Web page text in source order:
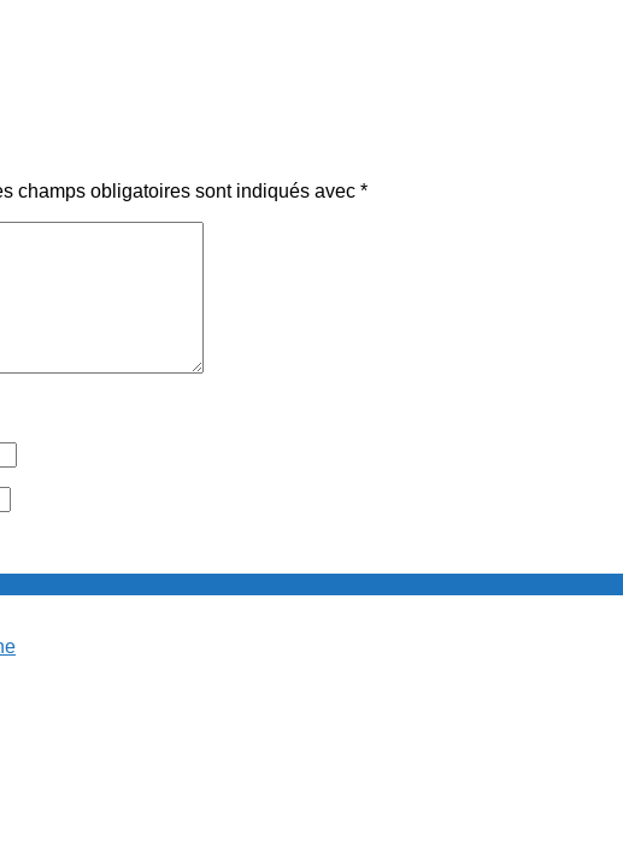
champs obligatoires sont indiqués avec *